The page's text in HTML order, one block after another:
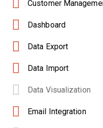
Customer
Dashboard
Data Export
Data Import
Data Visualization
Email Integration